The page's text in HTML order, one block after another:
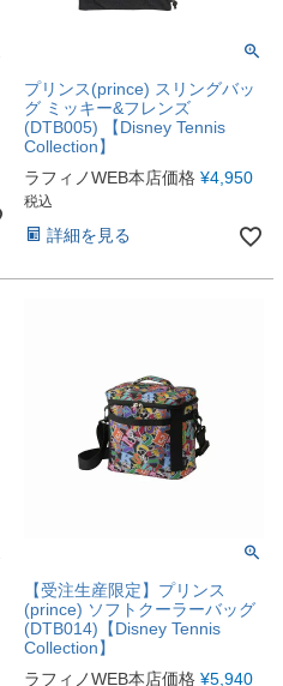
プリンス(prince) スリングバッ
グ ミッキー&フレンズ
(DTB005) 【Disney Tennis
Collection】
ラフィノWEB本店価格 ¥4,950
税込
詳細を見る
【受注生産限定】プリンス
(prince) ソフトクーラーバッグ
(DTB014)【Disney Tennis
Collection】
ラフィノWEB本店価格 ¥5,940